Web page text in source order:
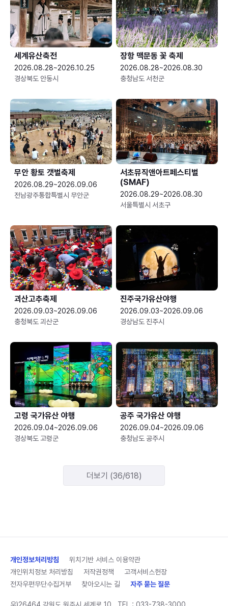
세계유산축전
2026.08.28~2026.10.25
경상북도 안동시
장항 맥문동 꽃 축제
2026.08.28~2026.08.30
충청남도 서천군
무안 황토 갯벌축제
2026.08.29~2026.09.06
전남광주통합특별시 무안군
서초뮤직앤아트페스티벌
(SMAF)
2026.08.29~2026.08.30
서울특별시 서초구
괴산고추축제
2026.09.03~2026.09.06
충청북도 괴산군
진주국가유산야행
2026.09.03~2026.09.06
경상남도 진주시
고령 국가유산 야행
2026.09.04~2026.09.06
경상북도 고령군
공주 국가유산 야행
2026.09.04~2026.09.06
충청남도 공주시
더보기 (36/618)
개인정보처리방침
위치기반 서비스 이용약관
개인위치정보 처리방침
저작권정책
고객서비스헌장
전자우편무단수집거부
찾아오시는 길 자주 묻는 질문